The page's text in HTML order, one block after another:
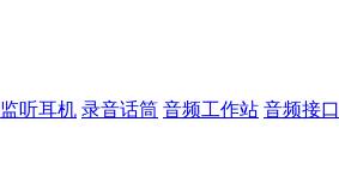
监听耳机 录音话筒 音频工作站 音频接口